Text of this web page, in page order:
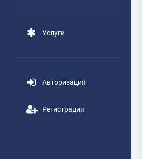
Услуги
Авторизация
Регистрация